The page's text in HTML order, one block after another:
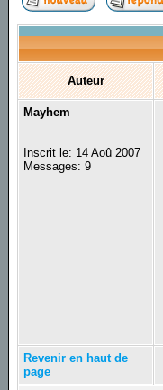
Auteur
Mayhem
Inscrit le: 14 Aoû 2007
Messages: 9
Revenir en haut de
page